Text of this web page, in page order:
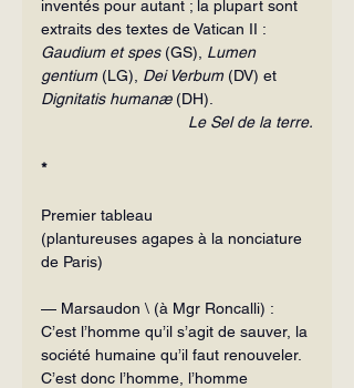
inventés pour autant ; la plupart sont
extraits des textes de Vatican II :
Gaudium et spes (GS), Lumen
gentium (LG), Dei Verbum (DV) et
Dignitatis humanæ (DH).
Le Sel de la terre.
*
Premier tableau
(plantureuses agapes à la nonciature
de Paris)
— Marsaudon \ (à Mgr Roncalli) :
C’est l’homme qu’il s’agit de sauver, la
société humaine qu’il faut renouveler.
C’est donc l’homme, l’homme